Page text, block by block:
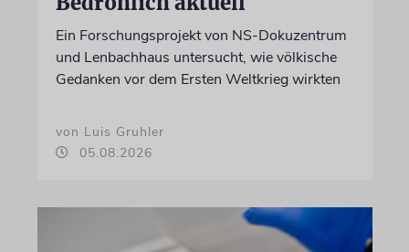
Ein Forschungsprojekt von NS-Dokuzentrum
und Lenbachhaus untersucht, wie völkische
Gedanken vor dem Ersten Weltkrieg wirkten
von Luis Gruhler
05.08.2026